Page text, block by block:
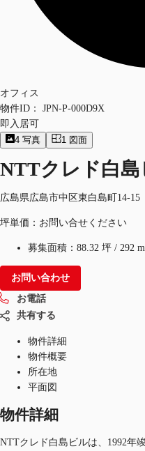
オフィス
物件ID：
JPN-P-000D9X
即入居可
4 写真 1 図面
NTTクレド白島
広島県広島市中区東白島町14-15
坪単価：お問い合せください
募集面積： 88.32 坪 / 292
お問い合わせ
お電話
共有する
物件詳細
物件概要
所在地
平面図
物件詳細
NTTクレド白島ビルは、1992年